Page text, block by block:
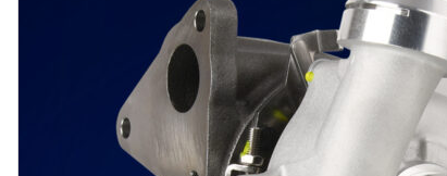
Melett esporrà al
fianco di BMTS ad
Automechanika
2026 di
Francoforte